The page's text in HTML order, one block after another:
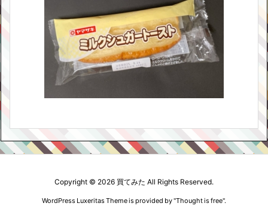
Copyright © 2026 買てみた All Rights Reserved.
WordPress Luxeritas Theme is provided by "Thought is free".